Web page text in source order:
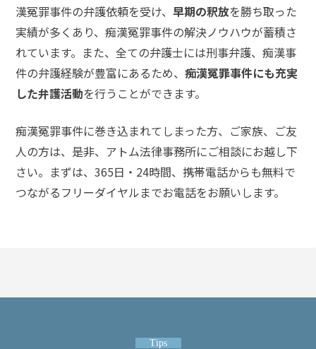
地
図・
セス
漢冤罪事件の弁護依頼を受け、早期の釈放を勝ち取った
実績が多くあり、痴漢冤罪事件の解決ノウハウが蓄積さ
れています。また、全ての弁護士には刑事弁護、痴漢事
件の弁護経験が豊富にあるため、痴漢冤罪事件にも充実
した弁護活動を行うことができます。
痴漢冤罪事件に巻き込まれてしまった方、ご家族、ご友
人の方は、是非、アトム法律事務所にご相談にお越し下
さい。まずは、365日・24時間、携帯電話からも無料で
つながるフリーダイヤルまでお電話をお願いします。
Tips